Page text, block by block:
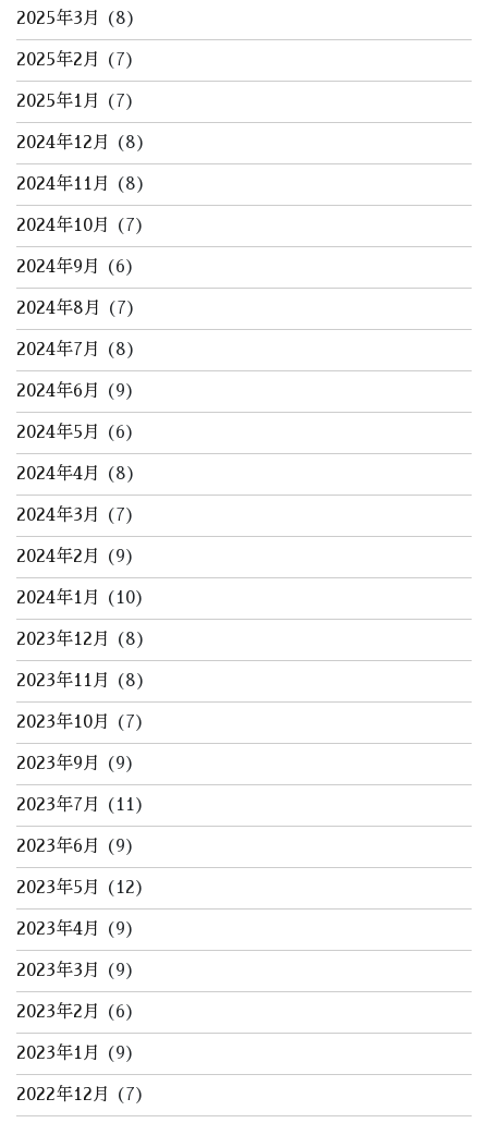
2025年3月 (8)
2025年2月 (7)
2025年1月 (7)
2024年12月 (8)
2024年11月 (8)
2024年10月 (7)
2024年9月 (6)
2024年8月 (7)
2024年7月 (8)
2024年6月 (9)
2024年5月 (6)
2024年4月 (8)
2024年3月 (7)
2024年2月 (9)
2024年1月 (10)
2023年12月 (8)
2023年11月 (8)
2023年10月 (7)
2023年9月 (9)
2023年7月 (11)
2023年6月 (9)
2023年5月 (12)
2023年4月 (9)
2023年3月 (9)
2023年2月 (6)
2023年1月 (9)
2022年12月 (7)